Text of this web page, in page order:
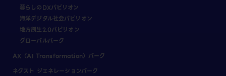
暮らしのDXパビリオン
海洋デジタル社会パビリオン
地方創生2.0パビリオン
グローバルパーク
AX（AI Transformation）パーク
ネクスト ジェネレーションパーク